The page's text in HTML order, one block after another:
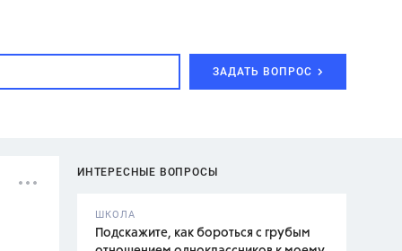
ЗАДАТЬ ВОПРОС
ИНТЕРЕСНЫЕ ВОПРОСЫ
ШКОЛА
Подскажите, как бороться с грубым